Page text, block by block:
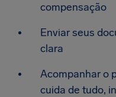
compensação
Enviar seus
clara
Acompanhar o
cuida de tudo,